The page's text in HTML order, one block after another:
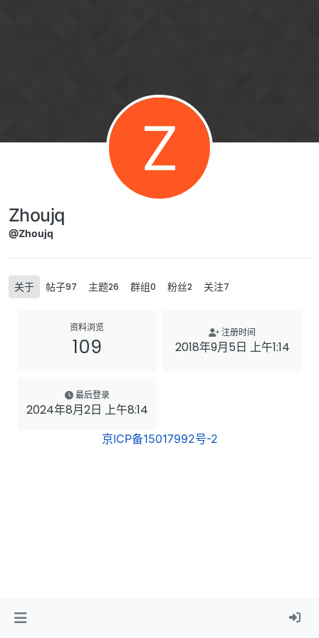
Z
Zhoujq
@Zhoujq
关于 帖子97 主题26 群组0 粉丝2 关注7
资料浏览
109
注册时间
2018年9月5日 上午1:14
最后登录
2024年8月2日 上午8:14
京ICP备15017992号-2